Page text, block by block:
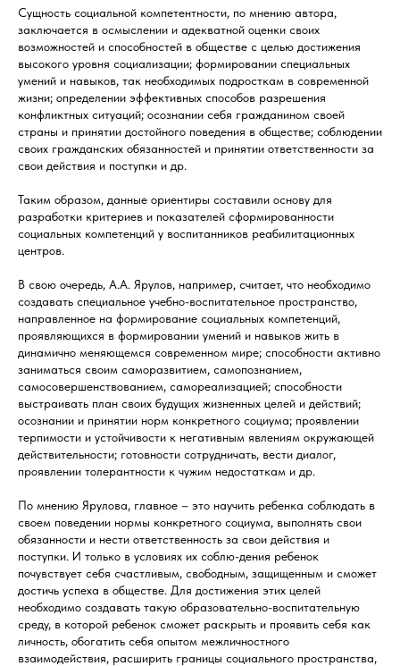
Сущность социальной компетентности, по мнению автора,
заключается в осмыслении и адекватной оценки своих
возможностей и способностей в обществе с целью достижения
высокого уровня социализации; формировании специальных
умений и навыков, так необходимых подросткам в современной
жизни; определении эффективных способов разрешения
конфликтных ситуаций; осознании себя гражданином своей
страны и принятии достойного поведения в обществе; соблюдении
своих гражданских обязанностей и принятии ответственности за
свои действия и поступки и др.
Таким образом, данные ориентиры составили основу для
разработки критериев и показателей сформированности
социальных компетенций у воспитанников реабилитационных
центров.
В свою очередь, А.А. Ярулов, например, считает, что необходимо
создавать специальное учебно-воспитательное пространство,
направленное на формирование социальных компетенций,
проявляющихся в формировании умений и навыков жить в
динамично меняющемся современном мире; способности активно
заниматься своим саморазвитием, самопознанием,
самосовершенствованием, самореализацией; способности
выстраивать план своих будущих жизненных целей и действий;
осознании и принятии норм конкретного социума; проявлении
терпимости и устойчивости к негативным явлениям окружающей
действительности; готовности сотрудничать, вести диалог,
проявлении толерантности к чужим недостаткам и др.
По мнению Ярулова, главное – это научить ребенка соблюдать в
своем поведении нормы конкретного социума, выполнять свои
обязанности и нести ответственность за свои действия и
поступки. И только в условиях их соблю-дения ребенок
почувствует себя счастливым, свободным, защищенным и сможет
достичь успеха в обществе. Для достижения этих целей
необходимо создавать такую образовательно-воспитательную
среду, в которой ребенок сможет раскрыть и проявить себя как
личность, обогатить себя опытом межличностного
взаимодействия, расширить границы социального пространства,